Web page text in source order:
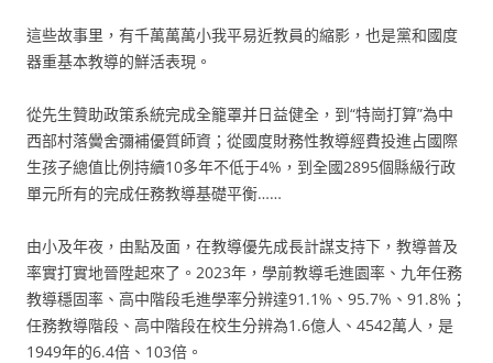
這些故事里，有千萬萬萬小我平易近教員的縮影，也是黨和國度
器重基本教導的鮮活表現。
從先生贊助政策系統完成全籠罩并日益健全，到“特崗打算”為中
西部村落黌舍彌補優質師資；從國度財務性教導經費投進占國際
生孩子總值比例持續10多年不低于4%，到全國2895個縣級行政
單元所有的完成任務教導基礎平衡……
由小及年夜，由點及面，在教導優先成長計謀支持下，教導普及
率實打實地晉陞起來了。2023年，學前教導毛進園率、九年任務
教導穩固率、高中階段毛進學率分辨達91.1%、95.7%、91.8%；
任務教導階段、高中階段在校生分辨為1.6億人、4542萬人，是
1949年的6.4倍、103倍。